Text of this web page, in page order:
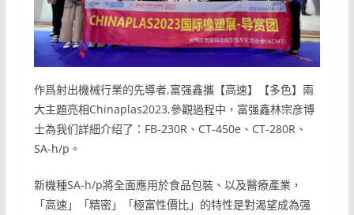
作爲射出機械行業的先導者,富强鑫攜【高速】【多色】兩
大主題亮相Chinaplas2023,參觀過程中，富强鑫林宗彦博
士為我们詳細介绍了：FB-230R、CT-450e、CT-280R、
SA-h/p。
新機種SA-h/p將全面應用於食品包裝、以及醫療產業，
「高速」「精密」「極富性價比」的特性是對渴望成為强